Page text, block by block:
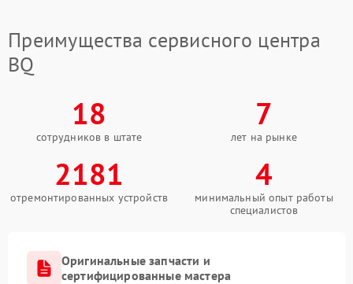
Преимущества сервисного центра
BQ
18
сотрудников в штате
7
лет на рынке
2181
отремонтированных устройств
4
минимальный опыт работы
специалистов
Оригинальные запчасти и
сертифицированные мастера